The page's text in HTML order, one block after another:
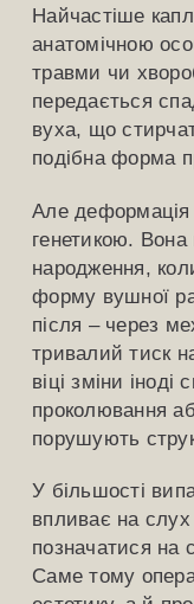
Найчастіше
анатомічною
травми чи
передається
вуха, що
подібна форма
Але деформація
генетикою.
народження,
форму вушної
після – через
тривалий тиск
віці зміни
проколювання
порушують
У більшості
впливає на
позначатися на
Саме тому